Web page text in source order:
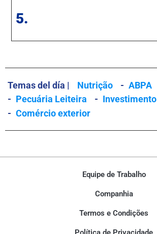
5.
Temas del día | Nutrição - ABPA
- Pecuária Leiteira - Investimento
- Comércio exterior
Equipe de Trabalho
Companhia
Termos e Condições